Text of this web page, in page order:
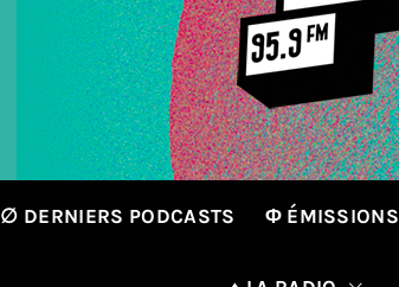
∅ DERNIERS PODCASTS Φ ÉMISSIONS